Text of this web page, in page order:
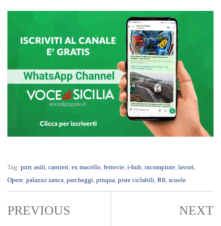
Tag: pnrr, asili cantieri ex macello ferrovie i-hub incompiute lavori
Opere palazzo zanca parcheggi pinqua piste ciclabili Rfi scuole
PREVIOUS NEXT